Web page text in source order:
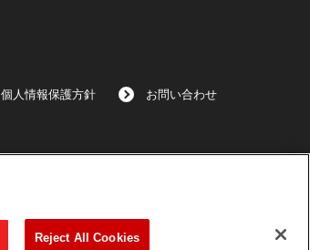
個人情報保護方針 お問い合わせ
Reject All Cookies